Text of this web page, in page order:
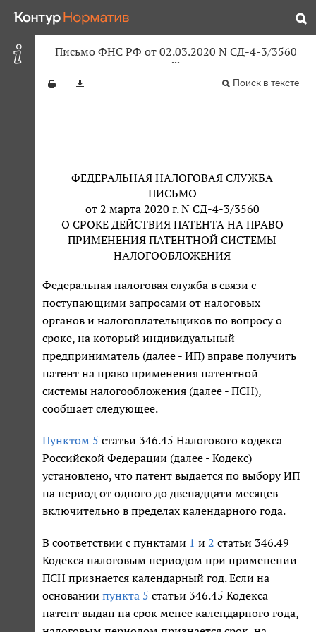
Письмо ФНС РФ от 02.03.2020 N СД-4-3/3560
Поиск в тексте
ФЕДЕРАЛЬНАЯ НАЛОГОВАЯ СЛУЖБА
ПИСЬМО
от 2 марта 2020 г. N СД-4-3/3560
О СРОКЕ ДЕЙСТВИЯ ПАТЕНТА НА ПРАВО
ПРИМЕНЕНИЯ ПАТЕНТНОЙ СИСТЕМЫ
НАЛОГООБЛОЖЕНИЯ
Федеральная налоговая служба в связи с
поступающими запросами от налоговых
органов и налогоплательщиков по вопросу о
сроке, на который индивидуальный
предприниматель (далее - ИП) вправе получить
патент на право применения патентной
системы налогообложения (далее - ПСН),
сообщает следующее.
Пунктом 5 статьи 346.45 Налогового кодекса
Российской Федерации (далее - Кодекс)
установлено, что патент выдается по выбору ИП
на период от одного до двенадцати месяцев
включительно в пределах календарного года.
В соответствии с пунктами 1 и 2 статьи 346.49
Кодекса налоговым периодом при применении
ПСН признается календарный год. Если на
основании пункта 5 статьи 346.45 Кодекса
патент выдан на срок менее календарного года,